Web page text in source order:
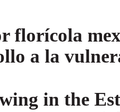
florícola
a la
in the